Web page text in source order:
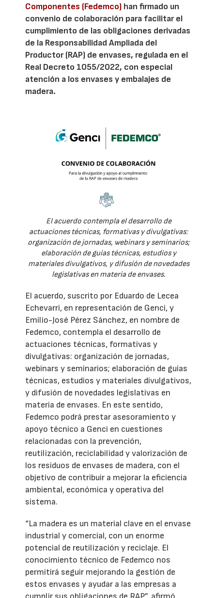
Componentes (Fedemco) han firmado un
convenio de colaboración para facilitar el
cumplimiento de las obligaciones derivadas
de la Responsabilidad Ampliada del
Productor (RAP) de envases, regulada en el
Real Decreto 1055/2022, con especial
atención a los envases y embalajes de
madera.
El acuerdo contempla el desarrollo de
actuaciones técnicas, formativas y divulgativas:
organización de jornadas, webinars y seminarios;
elaboración de guías técnicas, estudios y
materiales divulgativos, y difusión de novedades
legislativas en materia de envases.
El acuerdo, suscrito por Eduardo de Lecea
Echevarri, en representación de Genci, y
Emilio-José Pérez Sánchez, en nombre de
Fedemco, contempla el desarrollo de
actuaciones técnicas, formativas y
divulgativas: organización de jornadas,
webinars y seminarios; elaboración de guías
técnicas, estudios y materiales divulgativos,
y difusión de novedades legislativas en
materia de envases. En este sentido,
Fedemco podrá prestar asesoramiento y
apoyo técnico a Genci en cuestiones
relacionadas con la prevención,
reutilización, reciclabilidad y valorización de
los residuos de envases de madera, con el
objetivo de contribuir a mejorar la eficiencia
ambiental, económica y operativa del
sistema.
“La madera es un material clave en el envase
industrial y comercial, con un enorme
potencial de reutilización y reciclaje. El
conocimiento técnico de Fedemco nos
permitirá seguir mejorando la gestión de
estos envases y ayudar a las empresas a